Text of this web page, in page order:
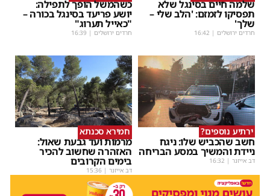
שלמה חיים בסינגל שלא
תפסיקו לזמזם: 'הלב שלי –
שלך'
חרדים ירושלים |
16:42
כשהמשל הופך לתפילה:
יושע פריעד בסינגל בכורה –
"כאייל תערוג"
חרדים ירושלים |
16:39
ירתיע נוספים?
חשב שהכביש שלו: ניגח
ניידת והמשיך במסע הבריחה
דב אייזנר |
16:32
חמירא סכנתא
מרמות ועד גבעת שאול:
האזהרה שחשוב להכיר
בימים הקרובים
דב אייזנר |
15:36